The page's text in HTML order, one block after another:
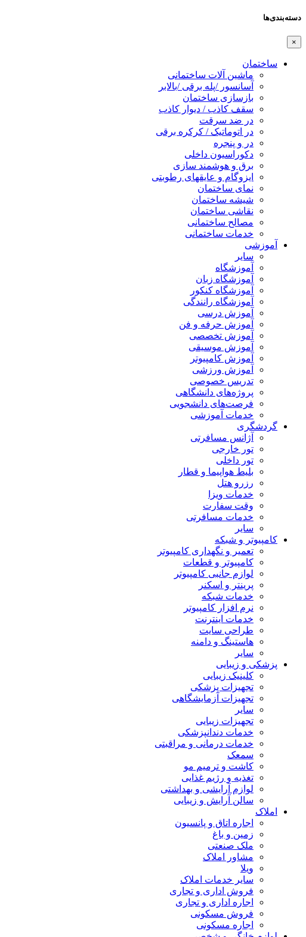
دسته‌بندی‌ها
×
ساختمان
ماشین آلات ساختمانی
آسانسور /پله برقی /بالابر
بازسازی ساختمان
سقف کاذب / دیوار کاذب
در ضد سرقت
در اتوماتیک / کرکره برقی
در و پنجره
دکوراسیون داخلی
برق و هوشمند سازی
ایزوگام و عایقهای رطوبتی
نمای ساختمان
شیشه ساختمان
نقاشی ساختمان
مصالح ساختمانی
خدمات ساختمانی
آموزشی
سایر
آموزشگاه
آموزشگاه زبان
آموزشگاه کنکور
آموزشگاه رانندگی
آموزش درسی
آموزش حرفه و فن
آموزش تخصصی
آموزش موسیقی
آموزش کامپیوتر
آموزش ورزشی
تدریس خصوصی
پروژه‌های دانشگاهی
فرصت‌های دانشجویی
خدمات آموزشی
گردشگری
آژانس مسافرتی
تور خارجی
تور داخلی
بلیط هواپیما و قطار
رزرو هتل
خدمات ویزا
وقت سفارت
خدمات مسافرتی
سایر
کامپیوتر و شبکه
تعمیر و نگهداری کامپیوتر
کامپیوتر و قطعات
لوازم جانبی کامپیوتر
پرینتر و اسکنر
خدمات شبکه
نرم افزار کامپیوتر
خدمات اینترنت
طراحی سایت
هاستینگ و دامنه
سایر
پزشکی و زیبایی
کلینیک زیبایی
تجهیزات پزشکی
تجهیزات آزمایشگاهی
سایر
تجهیزات زیبایی
خدمات دندانپزشکی
خدمات درمانی و مراقبتی
سمعک
کاشت و ترمیم مو
تغذیه و رژیم غذایی
لوازم آرایشی و بهداشتی
سالن آرایش و زیبایی
املاک
اجاره اتاق و پانسیون
زمین و باغ
ملک صنعتی
مشاور املاک
ویلا
سایر خدمات املاک
فروش اداری و تجاری
اجاره اداری و تجاری
فروش مسکونی
اجاره مسکونی